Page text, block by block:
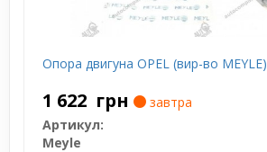
Опора двигуна OPEL (вир-во MEYLE)
1 622 грн
завтра
Артикул:
Meyle